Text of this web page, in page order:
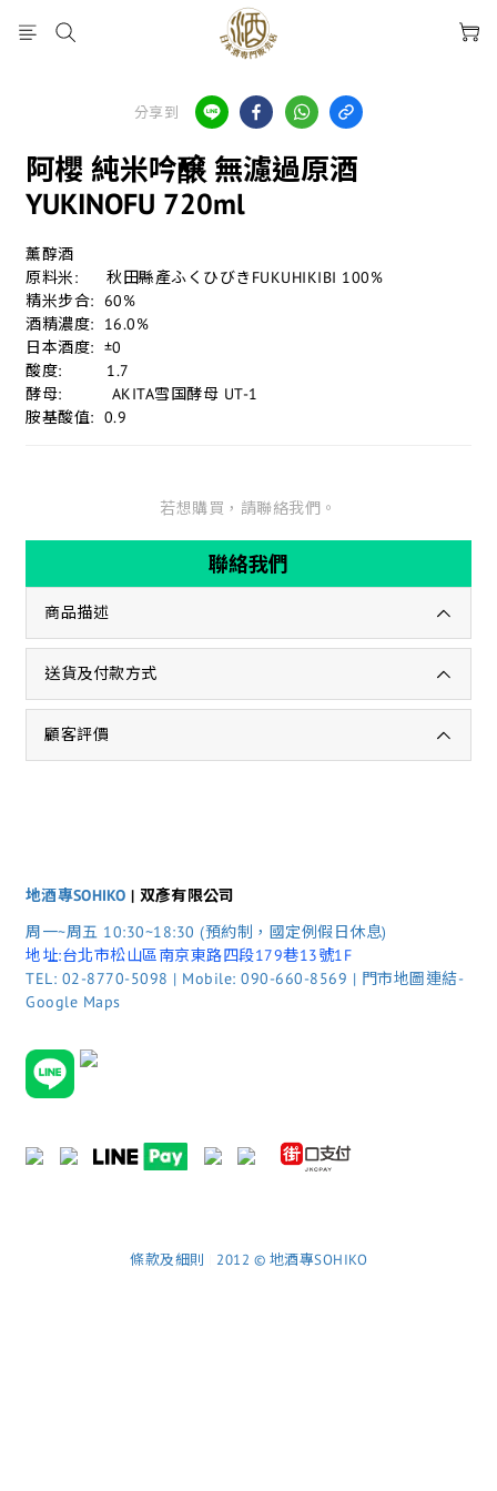
分享到
阿櫻 純米吟醸 無濾過原酒
YUKINOFU 720ml
薰醇酒
原料米:	  秋田縣產ふくひびきFUKUHIKIBI 100%
精米步合:  60%
酒精濃度:  16.0%
日本酒度:  ±0
酸度:	  1.7
酵母:          AKITA雪国酵母 UT-1
胺基酸值:  0.9
若想購買，請聯絡我們。
聯絡我們
商品描述
送貨及付款方式
顧客評價
地酒專SOHIKO | 双彥有限公司
周一~周五 10:30~18:30 (預約制，國定例假日休息)
地址:台北市松山區南京東路四段179巷13號1F
TEL: 02-8770-5098 | Mobile: 090-660-8569 | 門市地圖連結-
Google Maps
條款及細則 2012 © 地酒專SOHIKO